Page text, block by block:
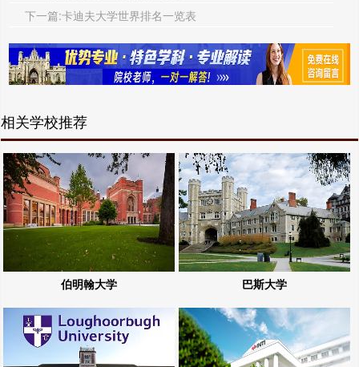
下一篇:卡迪夫大学世界排名一览表
相关学校推荐
伯明翰大学 巴斯大学